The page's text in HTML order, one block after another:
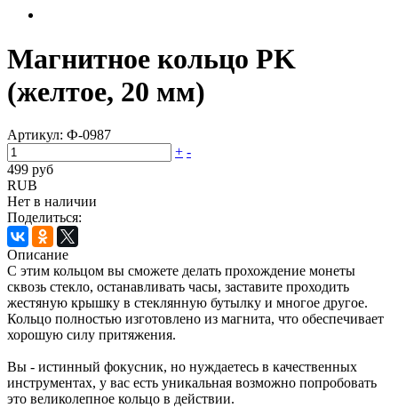
Магнитное кольцо PK
(желтое, 20 мм)
Артикул: Ф-0987
+ -
499 руб
RUB
Нет в наличии
Поделиться:
Описание
С этим кольцом вы сможете делать прохождение монеты
сквозь стекло, останавливать часы, заставите проходить
жестяную крышку в стеклянную бутылку и многое другое.
Кольцо полностью изготовлено из магнита, что обеспечивает
хорошую силу притяжения.
Вы - истинный фокусник, но нуждаетесь в качественных
инструментах, у вас есть уникальная возможно попробовать
это великолепное кольцо в действии.